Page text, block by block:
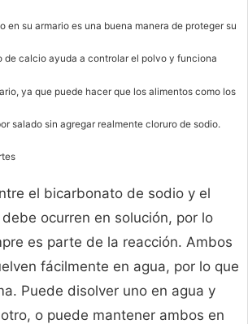
en su armario es una buena manera de proteger su
de calcio ayuda a controlar el polvo y funciona
ya que puede hacer que los alimentos como los
salado sin agregar realmente cloruro de sodio.
el bicarbonato de sodio y el
ocurren en solución, por lo
es parte de la reacción. Ambos
fácilmente en agua, por lo que
Puede disolver uno en agua y
o puede mantener ambos en